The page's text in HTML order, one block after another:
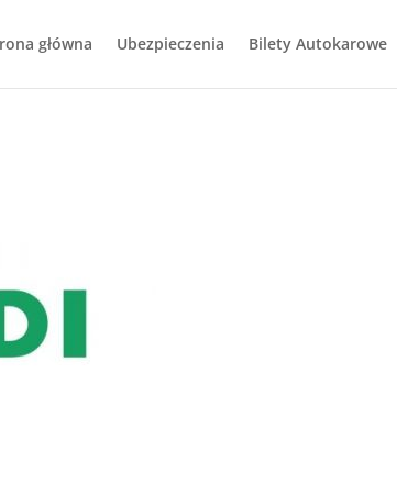
główna Ubezpieczenia Bilety Autokarowe